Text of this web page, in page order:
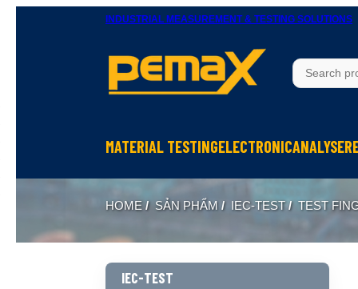
INDUSTRIAL MEASUREMENT & TESTING SOLUTIONS
MATERIAL TESTING
Thử độ bền vật liệu
Thử nghiệm rung
Máy đo độ cứng
Thiết bị chuẩn bị mẫu
ELECTRONIC
Meters, Anlyser
Test sản phẩm điện tử
ANALYSER
Thermal
HOME / SẢN PHẨM / IEC-TEST / TEST
IEC-TEST